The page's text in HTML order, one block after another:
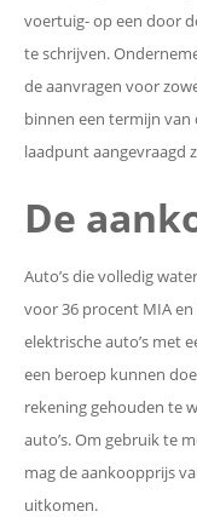
voertuig- op een door
te schrijven.
de aanvragen voor
binnen een termijn
laadpunt aangevraagd
De
Auto’s die volledig
voor 36 procent MIA
elektrische auto’s met
een beroep kunnen
rekening gehouden te
auto’s. Om gebruik te
mag de aankoopprijs
uitkomen.